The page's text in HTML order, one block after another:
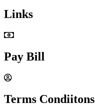
Links
Pay Bill
Terms Condiitons